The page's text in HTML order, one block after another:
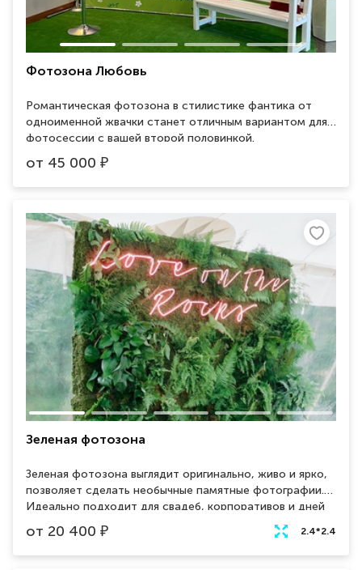
Фотозона Любовь
Романтическая фотозона в стилистике фантика от
одноименной жвачки станет отличным вариантом для
фотосессии с вашей второй половинкой.
от 45 000 ₽
Зеленая фотозона
Зеленая фотозона выглядит оригинально, живо и ярко,
позволяет сделать необычные памятные фотографии.
Идеально подходит для свадеб, корпоративов и дней
рождений. К фотозоне вырезаем буквы и разные
элементы, которые можно разместить на фоне
средней части.
от 20 400 ₽ 2.4*2.4